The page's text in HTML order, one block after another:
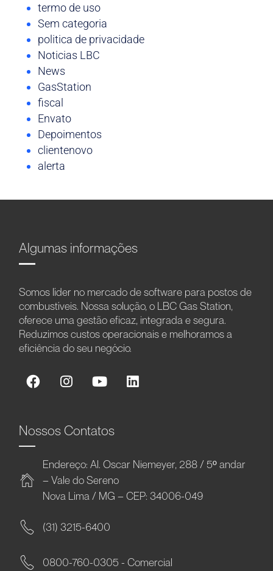
termo de uso
Sem categoria
politica de privacidade
Noticias LBC
News
GasStation
fiscal
Envato
Depoimentos
clientenovo
alerta
Algumas informações
Somos líder no mercado de software para postos de
combustíveis. Nossa solução, o LBC Gas Station,
oferece uma gestão eficaz, integrada e segura.
Reduzimos custos operacionais e melhoramos a
eficiência do seu negócio.
Nossos Contatos
Endereço: Al. Oscar Niemeyer, 288 / 5º andar
– Vale do Sereno
Nova Lima / MG – CEP: 34006-049
(31) 3215-6400
0800-760-0305 - Comercial